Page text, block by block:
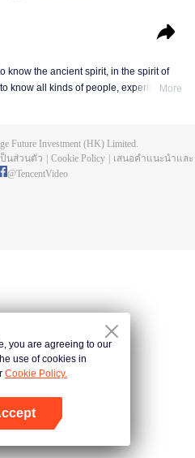
know the ancient spirit, in the spirit of
know all kinds of people, experienceMore
Future Investment (HK) Limited.
นส่วนตัว Cookie Policy
เสนอคำแนะนำและ
@TencentVideo
you are agreeing to our
use of cookies in
Cookie Policy.